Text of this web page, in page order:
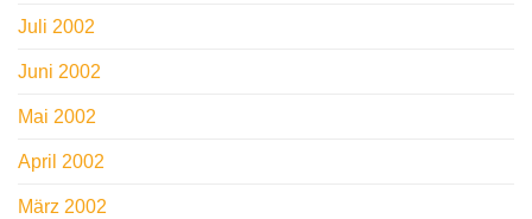
Juli 2002
Juni 2002
Mai 2002
April 2002
März 2002